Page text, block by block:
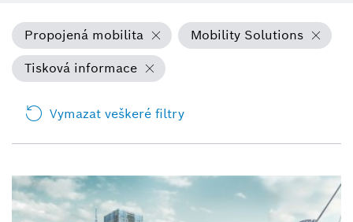
Propojená mobilita
Mobility Solutions
Tisková informace
Vymazat veškeré filtry